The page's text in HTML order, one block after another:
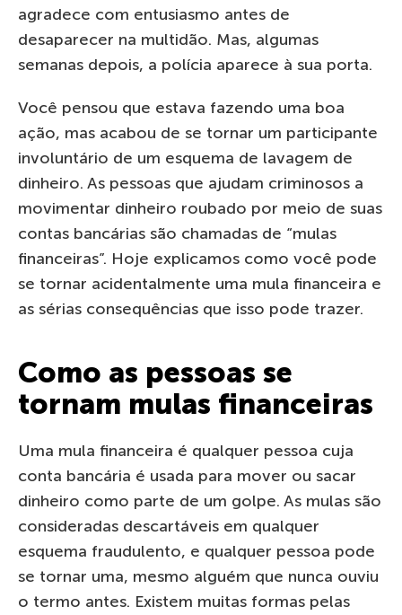
agradece com entusiasmo antes de
desaparecer na multidão. Mas, algumas
semanas depois, a polícia aparece à sua porta.
Você pensou que estava fazendo uma boa
ação, mas acabou de se tornar um participante
involuntário de um esquema de lavagem de
dinheiro. As pessoas que ajudam criminosos a
movimentar dinheiro roubado por meio de suas
contas bancárias são chamadas de “mulas
financeiras”. Hoje explicamos como você pode
se tornar acidentalmente uma mula financeira e
as sérias consequências que isso pode trazer.
Como as pessoas se
tornam mulas financeiras
Uma mula financeira é qualquer pessoa cuja
conta bancária é usada para mover ou sacar
dinheiro como parte de um golpe. As mulas são
consideradas descartáveis em qualquer
esquema fraudulento, e qualquer pessoa pode
se tornar uma, mesmo alguém que nunca ouviu
o termo antes. Existem muitas formas pelas